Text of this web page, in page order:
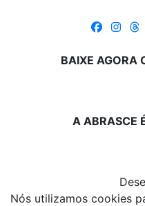
BAIXE AGORA
A ABRASCE
Nós utilizamos cookies